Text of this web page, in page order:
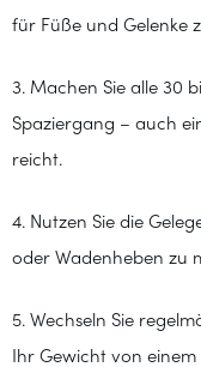
für Füße und Gelenke
3. Machen Sie alle 30
Spaziergang – auch
reicht.
4. Nutzen Sie die
oder Wadenheben zu
5. Wechseln Sie
Ihr Gewicht von